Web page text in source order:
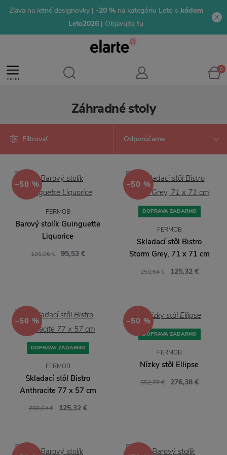
Zľava na letné designovky| -20 % na kategóriu Leto s kódom
Leto2026 | Objavujte tu
menu
0
Záhradné stoly
Filtrovať
−50 %
FERMOB
Barový stolík Guinguette
Liquorice
191,06 € 95,53 €
−50 %
DOPRAVA ZADARMO
FERMOB
Skladací stôl Bistro
Storm Grey, 71 x 71 cm
250,64 € 125,32 €
−50 %
DOPRAVA ZADARMO
FERMOB
Skladací stôl Bistro
Anthracite 77 x 57 cm
250,64 € 125,32 €
−50 %
DOPRAVA ZADARMO
FERMOB
Nízky stôl Ellipse
552,77 € 276,38 €